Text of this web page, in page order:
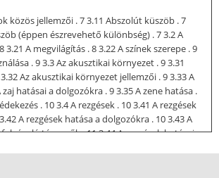
közös jellemzői . 7 3.11 Abszolút küszöb . 7
(éppen észrevehető különbség) . 7 3.2 A
A megvilágítás . 8 3.22 A színek szerepe . 9
. 9 3.3 Az akusztikai környezet . 9 3.31
Az akusztikai környezet jellemzői . 9 3.33 A
zaj hatásai a dolgozókra . 9 3.35 A zene hatása .
. 10 3.4 A rezgések . 10 3.41 A rezgések
A rezgések hatása a dolgozókra . 10 3.43 A
tényezők . 11 3.44 A rezgések hatásai